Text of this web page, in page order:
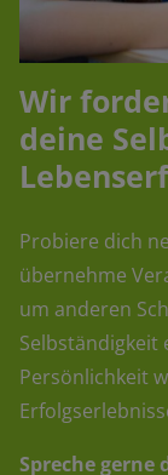
Wir
deine
Probiere dich
übernehme
um anderen
Selbständigkeit
Persönlichkeit
Spreche gerne